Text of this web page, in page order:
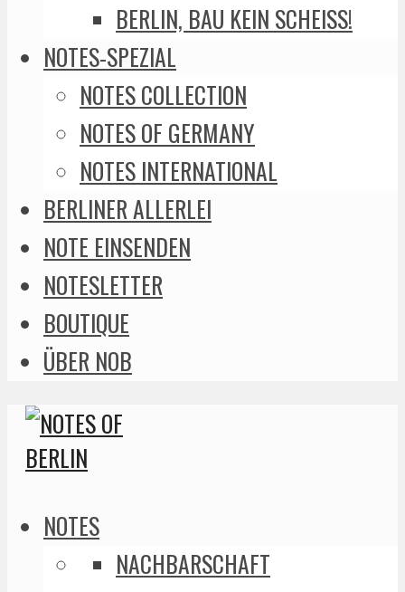
BERLIN, BAU KEIN SCHEISS!
NOTES-SPEZIAL
NOTES COLLECTION
NOTES OF GERMANY
NOTES INTERNATIONAL
BERLINER ALLERLEI
NOTE EINSENDEN
NOTESLETTER
BOUTIQUE
ÜBER NOB
NOTES
NACHBARSCHAFT